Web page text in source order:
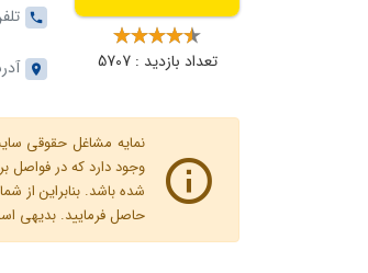
تعداد بازدید : 5707
نمایه مشاغل حقوقی
وجود دارد که در
شده باشد. بنابراین
حاصل فرمایید. بدیهی